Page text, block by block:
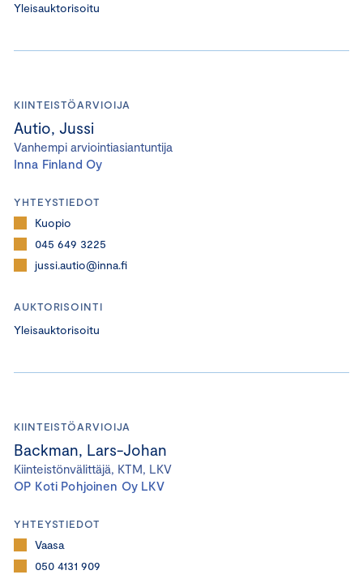
Yleisauktorisoitu
KIINTEISTÖARVIOIJA
Autio, Jussi
Vanhempi arviointiasiantuntija
Inna Finland Oy
YHTEYSTIEDOT
Kuopio
045 649 3225
jussi.autio@inna.fi
AUKTORISOINTI
Yleisauktorisoitu
KIINTEISTÖARVIOIJA
Backman, Lars-Johan
Kiinteistönvälittäjä, KTM, LKV
OP Koti Pohjoinen Oy LKV
YHTEYSTIEDOT
Vaasa
050 4131 909